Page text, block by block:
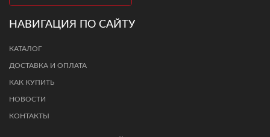
НАВИГАЦИЯ ПО САЙТУ
КАТАЛОГ
ДОСТАВКА И ОПЛАТА
КАК КУПИТЬ
НОВОСТИ
КОНТАКТЫ